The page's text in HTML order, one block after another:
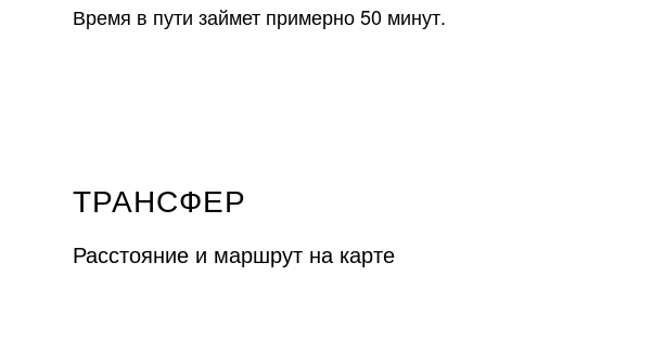
Время в пути займет примерно 50 минут.
ТРАНСФЕР
Расстояние и маршрут на карте